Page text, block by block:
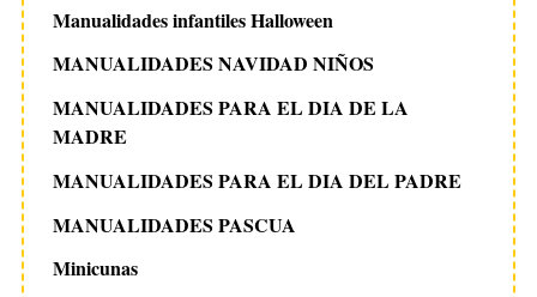
Manualidades infantiles Halloween
MANUALIDADES NAVIDAD NIÑOS
MANUALIDADES PARA EL DIA DE LA
MADRE
MANUALIDADES PARA EL DIA DEL PADRE
MANUALIDADES PASCUA
Minicunas